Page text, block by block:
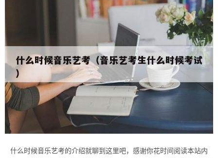
什么时候音乐艺考的介绍就聊到这里吧，感谢你花时间阅读本站内